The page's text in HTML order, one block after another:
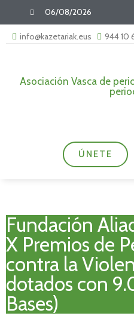
06/08/2026
info@kazetariak.eus 944 10
Asociación Vasca de
ÚNETE
Fundación
X Premios de
contra la
dotados con
Bases)